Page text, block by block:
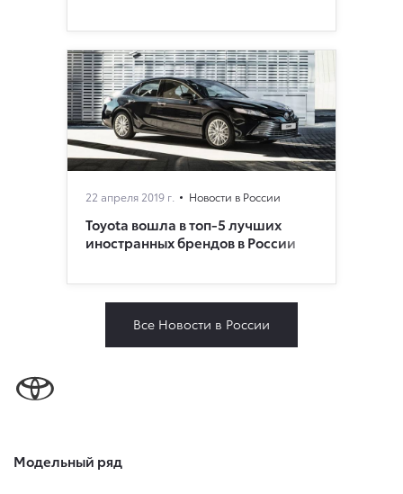
22 апреля 2019 г. Новости в России
Toyota вошла в топ-5 лучших
иностранных брендов в России
Все Новости в России
Модельный ряд